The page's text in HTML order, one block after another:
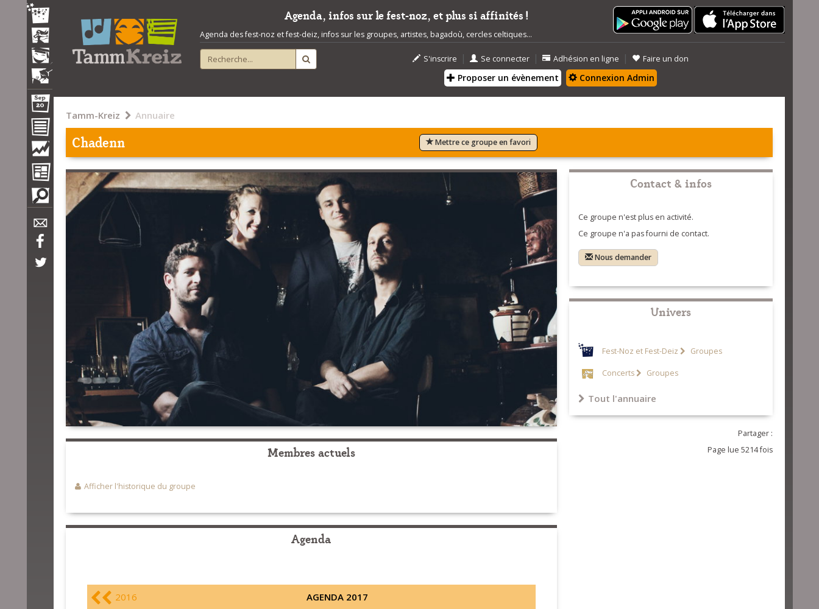
Agenda, infos sur le fest-noz, et plus si affinités !
Agenda des fest-noz et fest-deiz, infos sur les groupes, artistes, bagadoù, cercles celtiques...
S'inscrire | Se connecter | Adhésion en ligne | Faire un don
Proposer un évènement Connexion Admin
Tamm-Kreiz Annuaire
Chadenn Mettre ce groupe en favori
Membres actuels
Afficher l'historique du groupe
Agenda
2016 AGENDA 2017
Contact & infos
Ce groupe n'est plus en activité.
Ce groupe n'a pas fourni de contact.
Nous demander
Univers
Fest-Noz et Fest-Deiz Groupes
Concerts Groupes
Tout l'annuaire
Partager :
Page lue 5214 fois